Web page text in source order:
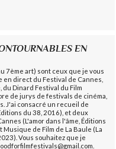
EN
7ème art) sont ceux que je vous
direct du Festival de Cannes,
Dinard Festival du Film
de jurys de festivals de cinéma,
J'ai consacré un recueil de
du 38, 2016), et deux
(L'amor dans l'âme, Éditions
de Film de La Baule (La
Vous souhaitez que je